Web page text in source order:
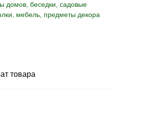
беседки, садовые
мебель, предметы декора
товара